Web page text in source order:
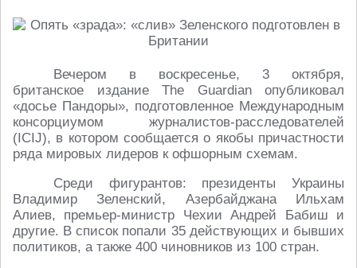
Вечером в воскресенье, 3 октября,
британское издание The Guardian опубликовал
«досье Пандоры», подготовленное Международным
консорциумом журналистов-расследователей
(ICIJ), в котором сообщается о якобы причастности
ряда мировых лидеров к офшорным схемам.
Среди фигурантов: президенты Украины
Владимир Зеленский, Азербайджана Ильхам
Алиев, премьер-министр Чехии Андрей Бабиш и
другие. В список попали 35 действующих и бывших
политиков, а также 400 чиновников из 100 стран.